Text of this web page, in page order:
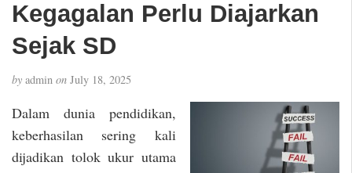
o
Kegagalan Perlu Diajarkan
Sejak SD
by admin on July 18, 2025
Dalam dunia pendidikan,
keberhasilan sering kali
dijadikan tolok ukur utama